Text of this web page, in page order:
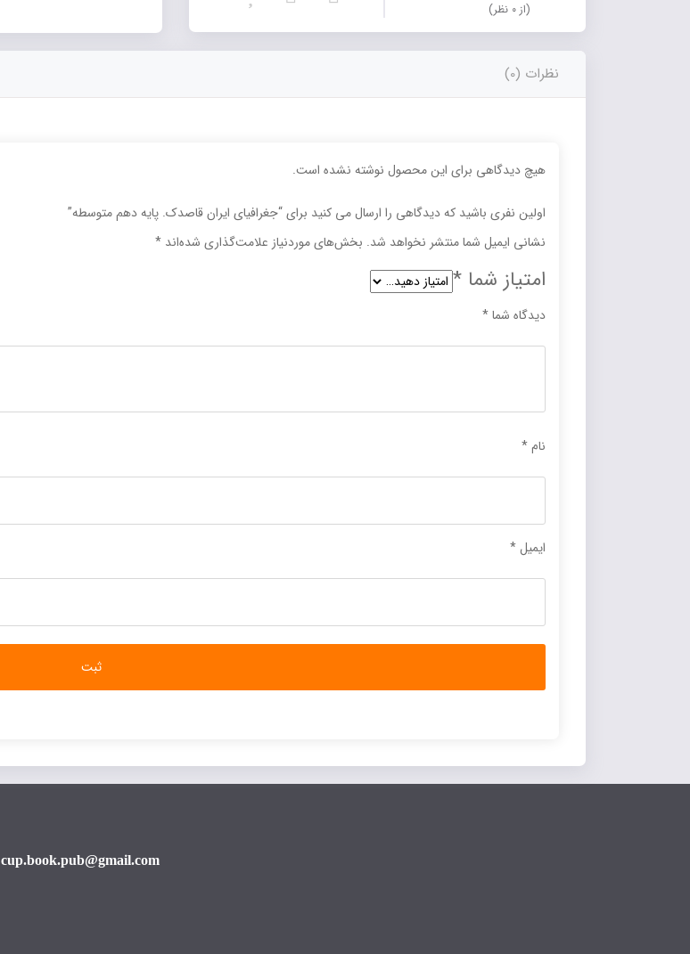
(از ۰ نظر)
نظرات (0)
هیچ دیدگاهی برای این محصول نوشته نشده است.
اولین نفری باشید که دیدگاهی را ارسال می کنید برای “جغرافیای ایران قاصدک. پایه دهم متوسطه”
نشانی ایمیل شما منتشر نخواهد شد. بخش‌های موردنیاز علامت‌گذاری شده‌اند *
امتیاز شما *
دیدگاه شما*
نام*
ایمیل*
cup.book.pub@gmail.com